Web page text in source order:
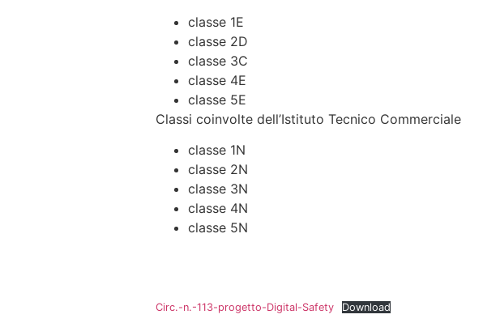
classe 1E
classe 2D
classe 3C
classe 4E
classe 5E
Classi coinvolte dell’Istituto Tecnico Commerciale
classe 1N
classe 2N
classe 3N
classe 4N
classe 5N
Circ.-n.-113-progetto-Digital-Safety Download